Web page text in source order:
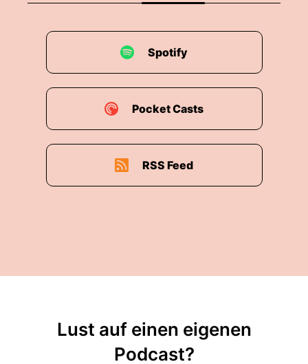
Spotify
Pocket Casts
RSS Feed
Lust auf einen eigenen
Podcast?